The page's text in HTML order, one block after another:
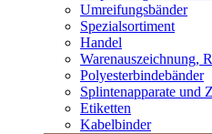
Umreifungsbänder
Spezialsortiment
Handel
Warenauszeichnung,
Polyesterbindebänder
Splintenapparate und
Etiketten
Kabelbinder